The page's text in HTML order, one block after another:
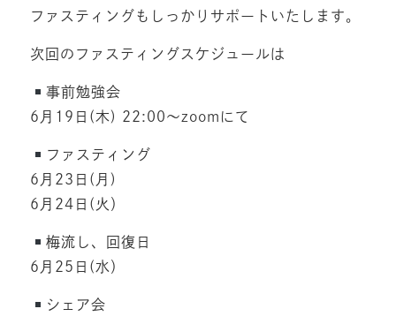
ファスティングもしっかりサポートいたします。
次回のファスティングスケジュールは
事前勉強会
6月19日(木) 22:00〜zoomにて
ファスティング
6月23日(月)
6月24日(火）
梅流し、回復日
6月25日(水）
シェア会